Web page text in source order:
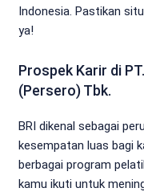
Indonesia. Pastikan
ya!
Prospek Karir di
(Persero) Tbk.
BRI dikenal sebagai
kesempatan luas bagi
berbagai program
kamu ikuti untuk